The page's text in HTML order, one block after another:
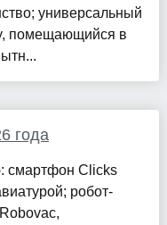
универсальный
помещающийся в
года
смартфон Clicks
робот-